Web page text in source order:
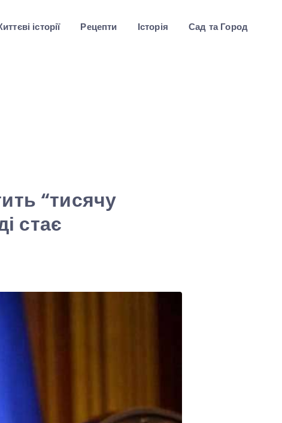
історії Рецепти Історія Сад та Город
“тисячу
стає